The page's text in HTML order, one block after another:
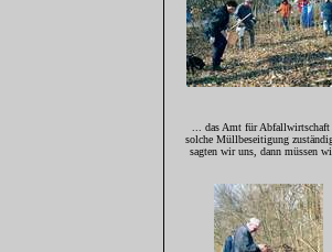
... das Amt für
solche Müllbeseitigung
sagten wir uns, dann müssen